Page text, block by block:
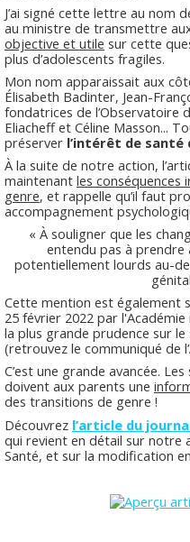
J’ai signé cette lettre au nom
au ministre de transmettre
objective et utile sur cette
plus d’adolescents fragiles.
Mon nom apparaissait aux
Élisabeth Badinter, Jean-
fondatrices de l’Observatoire
Eliacheff et Céline Masson...
préserver l’intérêt de santé
À la suite de notre action,
maintenant les conséquences
genre, et rappelle qu’il faut
accompagnement
« À souligner que les
entendu pas à prendre
potentiellement lourds au-
Cette mention est également
25 février 2022 par
la plus grande prudence sur
(retrouvez le communiqué de
C’est une grande avancée.
doivent aux parents une
des transitions de genre !
Découvrez l’article du
qui revient en détail sur notre
Santé, et sur la modification